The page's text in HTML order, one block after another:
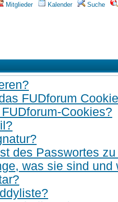
Mitglieder Kalender Suche
FUDforum
Cookies?
des Passwortes
was sie sind und